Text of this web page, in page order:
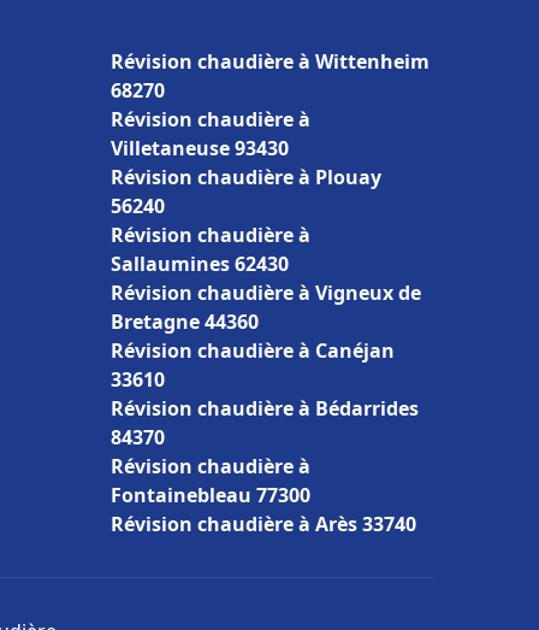
Révision chaudière à Wittenheim
68270
Révision chaudière à
Villetaneuse 93430
Révision chaudière à Plouay
56240
Révision chaudière à
Sallaumines 62430
Révision chaudière à Vigneux de
Bretagne 44360
Révision chaudière à Canéjan
33610
Révision chaudière à Bédarrides
84370
Révision chaudière à
Fontainebleau 77300
Révision chaudière à Arès 33740